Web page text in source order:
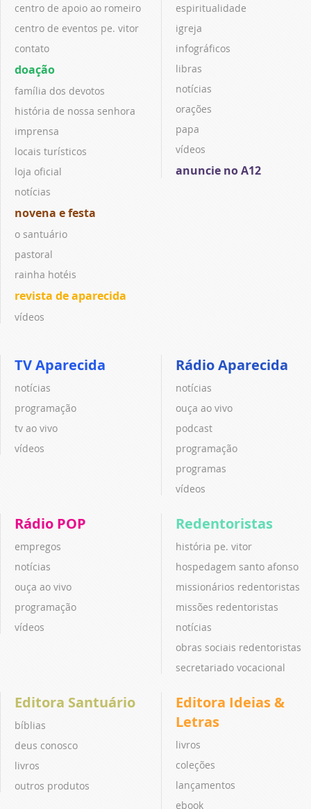
centro de apoio ao romeiro
centro de eventos pe. vitor
contato
doação
família dos devotos
história de nossa senhora
imprensa
locais turísticos
loja oficial
notícias
novena e festa
o santuário
pastoral
rainha hotéis
revista de aparecida
vídeos
espiritualidade
igreja
infográficos
libras
notícias
orações
papa
vídeos
anuncie no A12
TV Aparecida
notícias
programação
tv ao vivo
vídeos
Rádio Aparecida
notícias
ouça ao vivo
podcast
programação
programas
vídeos
Rádio POP
empregos
notícias
ouça ao vivo
programação
vídeos
Redentoristas
história pe. vitor
hospedagem santo afonso
missionários redentoristas
missões redentoristas
notícias
obras sociais redentoristas
secretariado vocacional
Editora Santuário
bíblias
deus conosco
livros
outros produtos
Editora Ideias &
Letras
livros
coleções
lançamentos
ebook